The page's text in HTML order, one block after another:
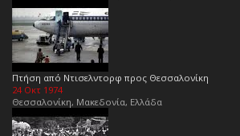
Πτήση από Ντισελντορφ προς Θεσσαλονίκη
24 Οκτ 1974
Θεσσαλονίκη, Μακεδονία, Ελλάδα